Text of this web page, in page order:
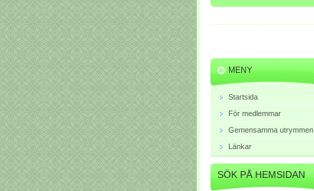
MENY
Startsida
För medlemmar
Gemensamma utrymmen
Länkar
SÖK PÅ HEMSIDAN